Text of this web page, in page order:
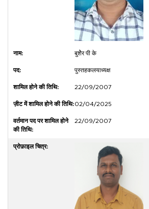
बुशेेेर पी के
पुस्तहकलयाध्यक्ष
22/09/2007
02/04/2025
22/09/2007